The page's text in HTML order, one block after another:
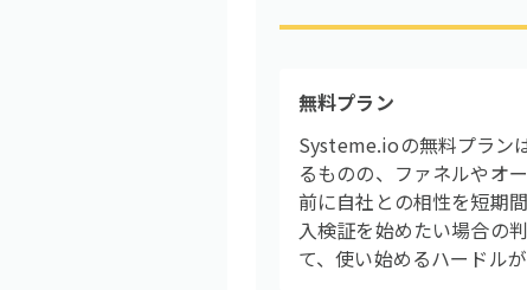
無料プラン
Systeme.ioの無料プラン
るものの、ファネルやオ
前に自社との相性を短期
入検証を始めたい場合の
て、使い始めるハードル